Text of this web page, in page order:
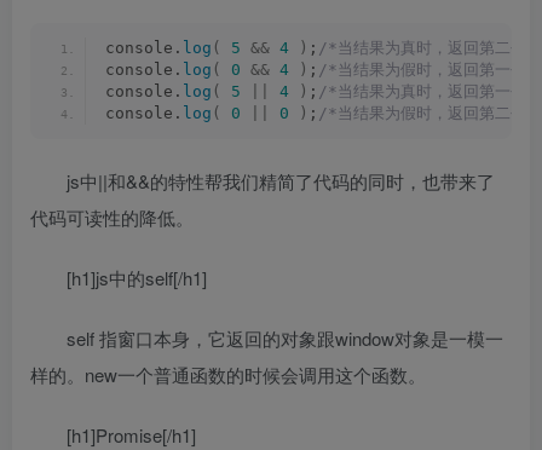
console. log ( 5 && 4 ) ; /*当结果为真时，返回第二个
console. log ( 0 && 4 ) ; /*当结果为假时，返回第一个
console. log ( 5 4 ) ; /*当结果为真时，返回第一个
console. log ( 0 0 ) ; /*当结果为假时，返回第二个
js中||和&&的特性帮我们精简了代码的同时，也带来了
代码可读性的降低。
[h1]js中的self[/h1]
self 指窗口本身，它返回的对象跟window对象是一模一
样的。new一个普通函数的时候会调用这个函数。
[h1]Promise[/h1]